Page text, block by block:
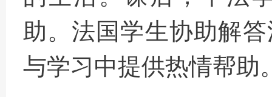
助。 法国学生协助解
与学习中提供热情帮助